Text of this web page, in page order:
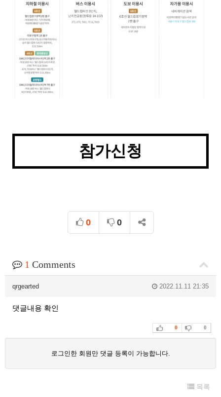
참가신청
0 0
1 Comments
qrgearted 2022.11.11 21:35
댓글내용 확인
0 0
로그인한 회원만 댓글 등록이 가능합니다.
목록